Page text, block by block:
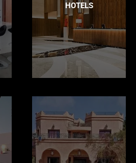
HOTELS